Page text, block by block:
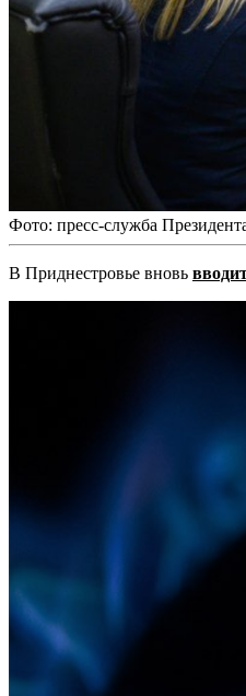
Фото: пресс-служба
В Приднестровье вновь